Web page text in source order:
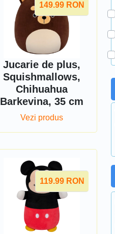
149.99 RON
Jucarie de plus,
Squishmallows,
Chihuahua
Barkevina, 35 cm
Vezi produs
119.99 RON